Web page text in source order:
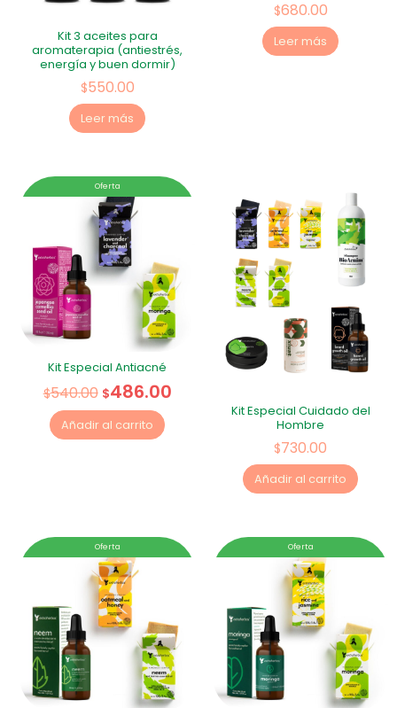
Kit 3 aceites para
aromaterapia (antiestrés,
energía y buen dormir)
$550.00
Leer más
$680.00
Leer más
Oferta
Kit Especial Antiacné
$540.00 $486.00
Añadir al carrito
Kit Especial Cuidado del
Hombre
$730.00
Añadir al carrito
Oferta Oferta